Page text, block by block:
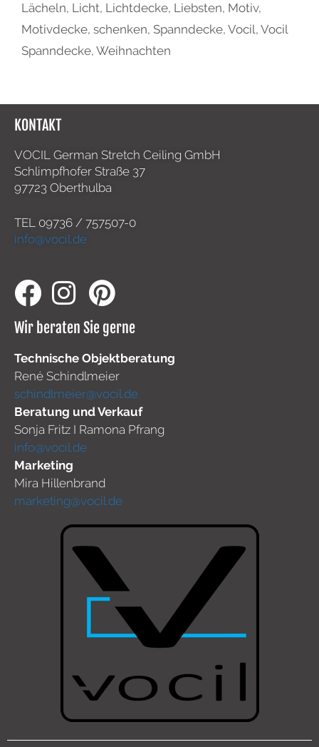
Lächeln, Licht, Lichtdecke, Liebsten, Motiv,
Motivdecke, schenken, Spanndecke, Vocil, Vocil
Spanndecke, Weihnachten
KONTAKT
VOCIL German Stretch Ceiling GmbH
Schlimpfhofer Straße 37
97723 Oberthulba
TEL 09736 / 757507-0
info@vocil.de
Wir beraten Sie gerne
Technische Objektberatung
René Schindlmeier
schindlmeier@vocil.de
Beratung und Verkauf
Sonja Fritz I Ramona Pfrang
info@vocil.de
Marketing
Mira Hillenbrand
marketing@vocil.de